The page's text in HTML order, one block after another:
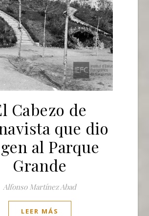
Cabezo de
que dio
al Parque
Grande
Alfonso Martínez Abad
LEER MÁS